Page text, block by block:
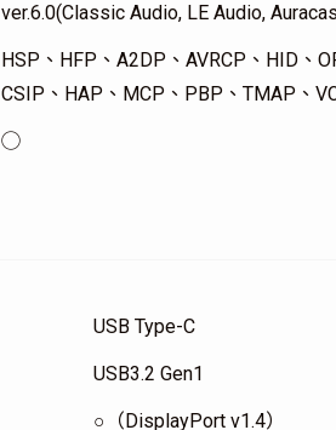
ver.6.0(Classic Audio, LE Audio,
HSP、HFP、A2DP、AVRCP、HID、
CSIP、HAP、MCP、PBP、TMAP、
◯
USB Type-C
USB3.2 Gen1
○（DisplayPort v1.4）